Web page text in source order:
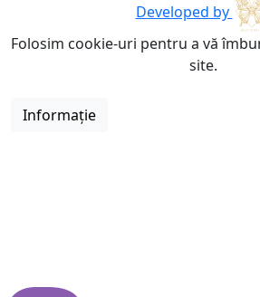
Developed by
Folosim cookie-uri pentru a vă
site.
Informație